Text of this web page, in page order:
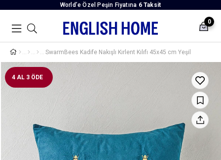
World’e Özel Peşin Fiyatına 6 Taksit
0
SwarmBees Kadife Nakışlı Kırlent Kılıfı 45x45 cm Yeşil
4 AL 3 ÖDE